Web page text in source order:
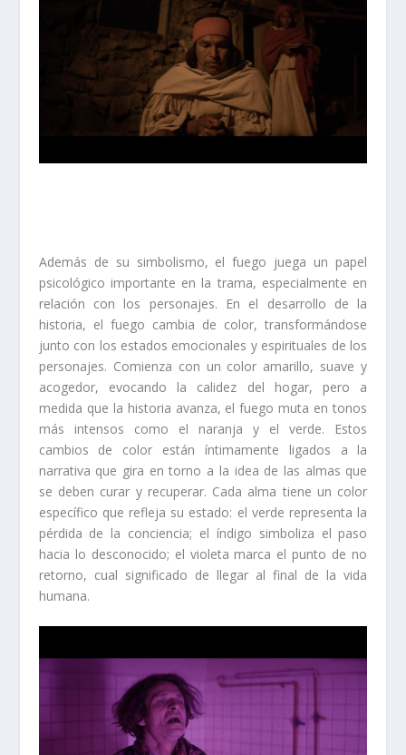
Además de su simbolismo, el fuego juega un papel
psicológico importante en la trama, especialmente en
relación con los personajes. En el desarrollo de la
historia, el fuego cambia de color, transformándose
junto con los estados emocionales y espirituales de los
personajes. Comienza con un color amarillo, suave y
acogedor, evocando la calidez del hogar, pero a
medida que la historia avanza, el fuego muta en tonos
más intensos como el naranja y el verde. Estos
cambios de color están íntimamente ligados a la
narrativa que gira en torno a la idea de las almas que
se deben curar y recuperar. Cada alma tiene un color
específico que refleja su estado: el verde representa la
pérdida de la conciencia; el índigo simboliza el paso
hacia lo desconocido; el violeta marca el punto de no
retorno, cual significado de llegar al final de la vida
humana.